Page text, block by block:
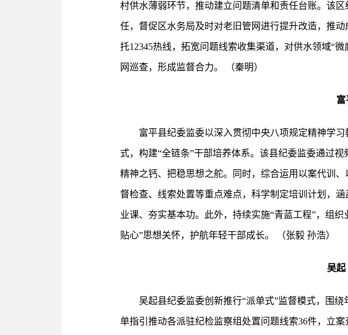
村供水薄弱环节，推动建立问题清单和责任台账。该
任，督促区水务局及时对老旧管网进行提升改造，推
托12345热线，拓宽问题线索收集渠道，对供水领域“
网巡查，形成监督合力。 （秦明）
富
富平县纪委监委以深入贯彻中央八项规定精神学
式，构建“全链条”干部培养体系。该县纪委监委通过
精神之钙、把稳思想之舵。同时，综合运用以案代训
督检查、线索处置等重点难点，科学制定培训计划，
业课、夯实基本功。此外，持续实施“青蓝工程”，组
贴心”思想关怀，护航年轻干部成长。 （张毅 孙浩）
吴起
吴起县纪委监委创新推行“派单式”监督模式，围
单指引推动各派驻纪检监察组处置问题线索36件，立